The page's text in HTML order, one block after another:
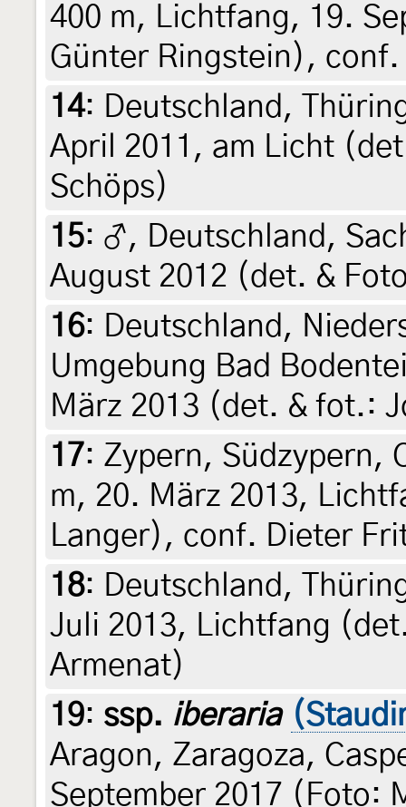
400 m, Lichtfang, 19.
Günter Ringstein),
14: Deutschland,
April 2011, am Licht
Schöps)
15: ♂, Deutschland,
August 2012 (det. &
16: Deutschland,
Umgebung Bad
März 2013 (det. & fot.:
17: Zypern, Südzypern,
m, 20. März 2013,
Langer), conf. Dieter
18: Deutschland,
Juli 2013, Lichtfang
Armenat)
19: ssp. iberaria
Aragon, Zaragoza,
September 2017 (Foto: